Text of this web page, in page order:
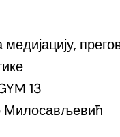
медијацију,
13
Милосављевић